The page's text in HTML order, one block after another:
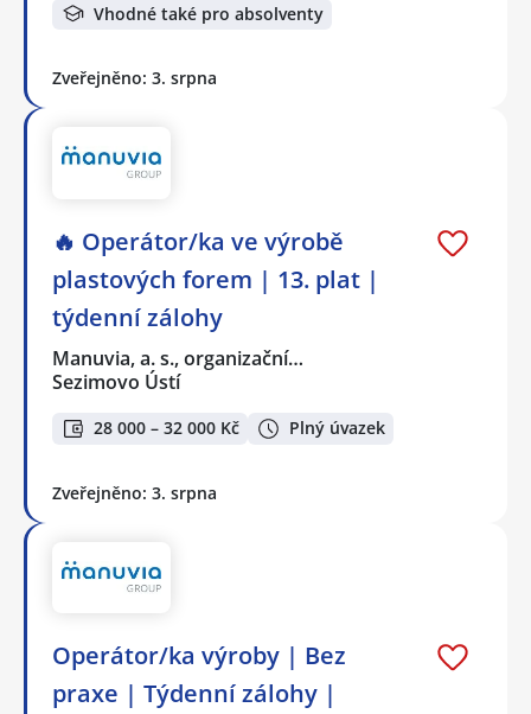
Vhodné také pro absolventy
Zveřejněno: 3. srpna
🔥 Operátor/ka ve výrobě
plastových forem | 13. plat |
týdenní zálohy
Manuvia, a. s., organizační…
Sezimovo Ústí
28 000 – 32 000 Kč Plný úvazek
Zveřejněno: 3. srpna
Operátor/ka výroby | Bez
praxe | Týdenní zálohy |